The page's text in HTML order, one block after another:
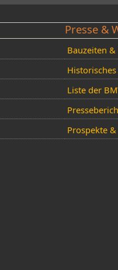
Presse &
Bauzeiten
Historisches
Liste der
Prospekte